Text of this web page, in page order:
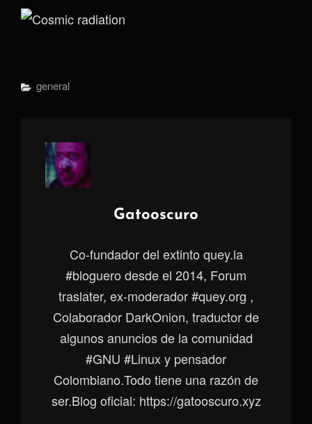
Categorías
General
Autor:
Gatooscuro
Co-fundador del extinto quey.la
#bloguero desde el 2014, Forum
traslater, ex-moderador #quey.org ,
Colaborador DarkOnion, traductor de
algunos anuncios de la comunidad
#GNU #Linux y pensador
Colombiano.Todo tiene una razón de
ser.Blog oficial: https://gatooscuro.xyz